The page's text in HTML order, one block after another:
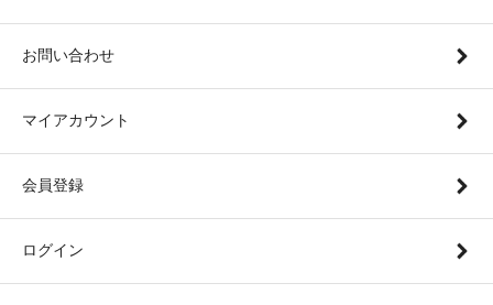
お問い合わせ
マイアカウント
会員登録
ログイン